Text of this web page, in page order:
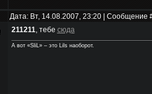
Дата: Вт, 14.08.2007, 23:20 | Сообщение
211211, тебе сюда
А вот «SliL» – это Lils наоборот.